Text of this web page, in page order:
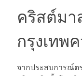
คริสต์มา
กรุงเทพ
จากประสบการณ์ต